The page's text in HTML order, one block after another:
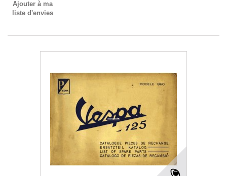
Ajouter à ma
liste d'envies